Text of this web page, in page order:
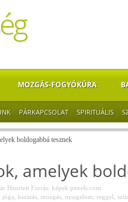
MOZGÁS-FOGYÓKÚRA
PÁRKAPCSOLAT SPIRITUÁLIS
boldogabbá tesznek
amelyek
Henriett Forrás: képek:pexels.com
jóga kutatás mozgás nyugalom reggel